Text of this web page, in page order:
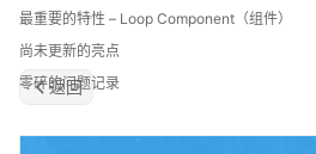
返回
最重要的特性 – Loop Component（组件）
尚未更新的亮点
零碎的问题记录